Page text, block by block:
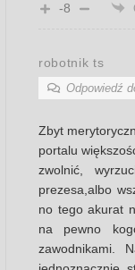
-8
robotnik ts
Odpowiedź
Zbyt
portalu
zwolnić,
prezesa,albo
no tego akurat
na pewno
zawodnikami.